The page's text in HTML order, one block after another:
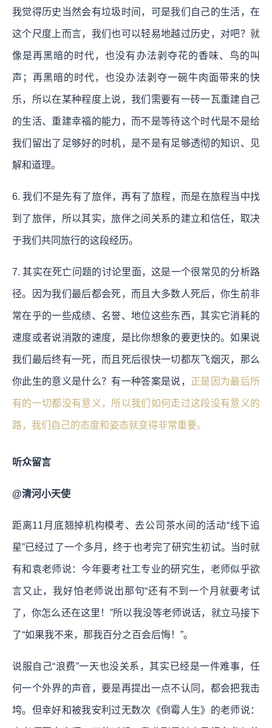
我觉得历史当然会有垃圾时间，可是我们自己的生活，在
这个尺度上而言，我们也可以轻易地越过历史，对吧？就
像是再黑暗的时代，也没有办法剥夺花的香味、鸟的叫
声；再黑暗的时代，也没办法剥夺一碗牛肉面带来的快
乐，所以在某种程度上说，我们需要有一砖一瓦重建自己
的生活、重建幸福的能力，而不是等待这个时代是不是给
我们留出了足够好的时机，是不是有足够透彻的知识、见
解和道理。
6. 我们不是先有了旅伴，再有了旅程，而是在旅程当中找
到了旅伴，所以其实，旅伴之间关系的建立和信任，取决
于我们共同旅行的这段经历。
7. 其实在死亡问题的讨论里面，这是一个很常见的分析路
径。因为我们最后都会死，而且大多数人死后，你生前非
常在乎的一些成绩、名誉、地位这些东西，其实它消耗的
速度或者说消散的速度，是比你想象的要更快的。如果说
我们最后终有一死，而且死后很快一切都灰飞烟灭，那么
你此生的意义是什么？有一种答案是说， 正是因为最后所
有的一切都没有意义，所以我们如何走过这段没有意义的
路，我们自己的态度和姿态就变得非常重要。
听众留言
@清河小天使
距离11月底翘掉机构模考、去公司茶水间的活动“线下追
星”已经过了一个多月，终于也考完了研究生初试。当时就
有和袁老师说：今年要考社工专业的研究生，老师似乎欲
言又止，我好怕老师说出那句“还有不到一个月就要考试
了，你怎么还在这里！”所以我没等老师说话，就立马接下
了“如果我不来，那我百分之百会后悔！”。
说服自己“浪费”一天也没关系，其实已经是一件难事，任
何一个外界的声音，要是再提出一点不认同，都会把我击
垮。但幸好和被我安利过无数次《倒霉人生》的老师说：